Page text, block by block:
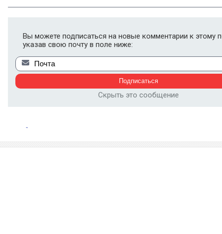
Вы можете подписаться на новые комментарии к этому
указав свою почту в поле ниже:
Скрыть это сообщение